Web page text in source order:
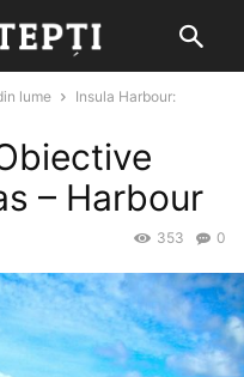
lume
Insula Harbour:
– Harbour
0
353